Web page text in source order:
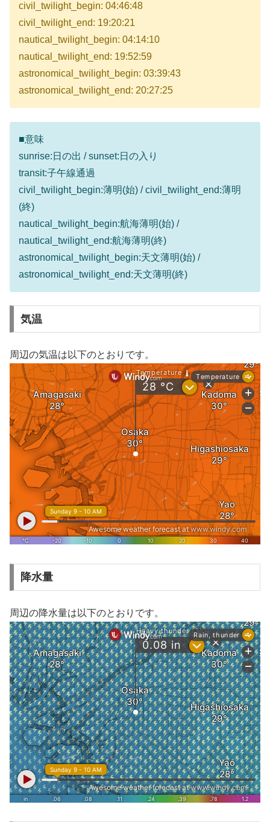
civil_twilight_begin: 04:46:48
civil_twilight_end: 19:20:21
nautical_twilight_begin: 04:14:10
nautical_twilight_end: 19:52:59
astronomical_twilight_begin: 03:39:43
astronomical_twilight_end: 20:27:25
■意味
sunrise:日の出 / sunset:日の入り
transit:子午線通過
civil_twilight_begin:薄明(始) / civil_twilight_end:薄明
(終)
nautical_twilight_begin:航海薄明(始) /
nautical_twilight_end:航海薄明(終)
astronomical_twilight_begin:天文薄明(始) /
astronomical_twilight_end:天文薄明(終)
気温
周辺の気温は以下のとおりです。
降水量
周辺の降水量は以下のとおりです。